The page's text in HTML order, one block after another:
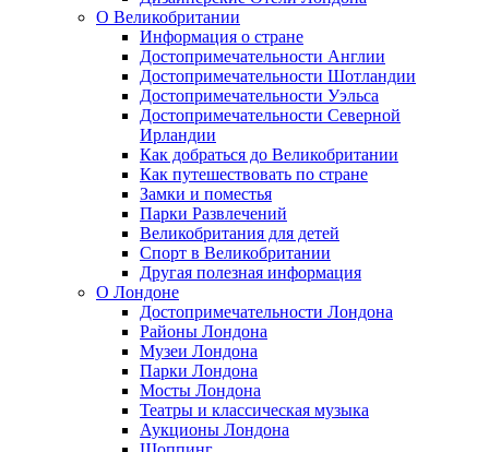
О Великобритании
Информация о стране
Достопримечательности Англии
Достопримечательности Шотландии
Достопримечательности Уэльса
Достопримечательности Северной
Ирландии
Как добраться до Великобритании
Как путешествовать по стране
Замки и поместья
Парки Развлечений
Великобритания для детей
Спорт в Великобритании
Другая полезная информация
О Лондоне
Достопримечательности Лондона
Районы Лондона
Музеи Лондона
Парки Лондона
Мосты Лондона
Театры и классическая музыка
Аукционы Лондона